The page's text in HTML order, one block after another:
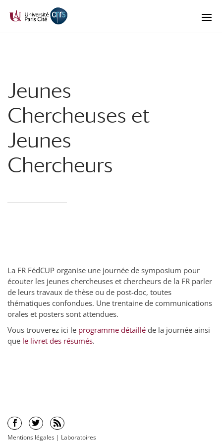
Jeunes
Chercheuses et
Jeunes
Chercheurs
La FR FédCUP organise une journée de symposium pour
écouter les jeunes chercheuses et chercheurs de la FR parler
de leurs travaux de thèse ou de post-doc, toutes
thématiques confondues. Une trentaine de communications
orales et posters sont attendues.
Vous trouverez ici le programme détaillé de la journée ainsi
que le livret des résumés.
Mentions légales | Laboratoires